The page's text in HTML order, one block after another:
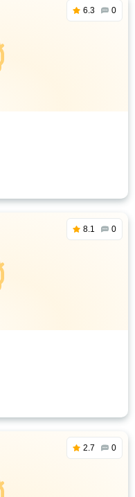
6.3 0
8.1 0
2.7 0